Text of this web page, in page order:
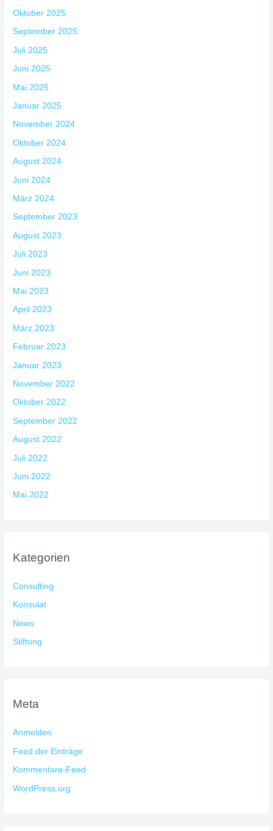
Oktober 2025
September 2025
Juli 2025
Juni 2025
Mai 2025
Januar 2025
November 2024
Oktober 2024
August 2024
Juni 2024
März 2024
September 2023
August 2023
Juli 2023
Juni 2023
Mai 2023
April 2023
März 2023
Februar 2023
Januar 2023
November 2022
Oktober 2022
September 2022
August 2022
Juli 2022
Juni 2022
Mai 2022
Kategorien
Consulting
Konsulat
News
Stiftung
Meta
Anmelden
Feed der Einträge
Kommentare-Feed
WordPress.org